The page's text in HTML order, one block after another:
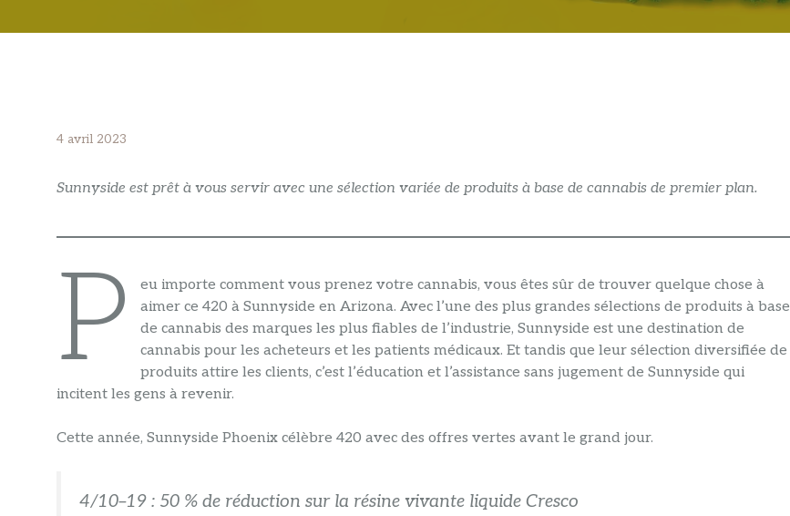
4 avril 2023
Sunnyside est prêt à vous servir avec une sélection variée de produits à base de cannabis de premier plan.
P
eu importe comment vous prenez votre cannabis, vous êtes sûr de trouver quelque chose à
aimer ce 420 à Sunnyside en Arizona. Avec l’une des plus grandes sélections de produits à base
de cannabis des marques les plus fiables de l’industrie, Sunnyside est une destination de
cannabis pour les acheteurs et les patients médicaux. Et tandis que leur sélection diversifiée de
produits attire les clients, c’est l’éducation et l’assistance sans jugement de Sunnyside qui
incitent les gens à revenir.
Cette année, Sunnyside Phoenix célèbre 420 avec des offres vertes avant le grand jour.
4/10–19 : 50 % de réduction sur la résine vivante liquide Cresco